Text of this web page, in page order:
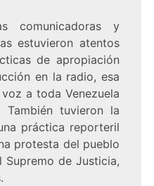
comunicadoras y
estuvieron atentos
de apropiación
en la radio, esa
a toda Venezuela
tuvieron la
práctica reporteril
protesta del pueblo
Supremo de Justicia,